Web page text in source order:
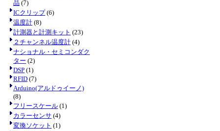
品 (7)
ICクリップ(6)
温度計 (8)
計測器と計測キット (23)
２チャンネル温度計 (4)
ナショナル・セミコンダク
ター (2)
DSP (1)
RFID (7)
Arduino(アルドゥイーノ)
(8)
フリースケール (1)
カラーセンサ (4)
変換ソケット (1)